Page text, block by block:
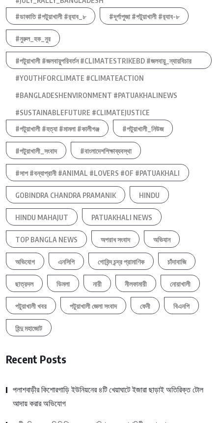
#ডাকাতি #পটুয়াখালী #র‍্যাব_৮
#দূর্গাপুজা #পটুয়াখালী #র‍্যাব-৮
#নুরুল_হক_নুর
#পটুয়াখালী #জলবায়ুপরিবর্তন #CLIMATESTRIKEBD #জলবায়ু_ন্যায়বিচার
#YOUTHFORCLIMATE #CLIMATEACTION
#BANGLADESHENVIRONMENT #PATUAKHALINEWS
#SUSTAINABLEFUTURE #CLIMATEJUSTICE
#পটুয়াখালী #হত্যা #মামলা #কালীগঞ্জ
#পটুয়াখালী_নিউজ
#পটুয়াখালী_সংবাদ #বাংলাদেশশিক্ষাব্যবস্থা
#সাপ #বন্যাপ্রানী #ANIMAL #LOVERS #OF #PATUAKHALI
GOBINDRA CHANDRA PRAMANIK HINDU
HINDU MAHAJUT PATUAKHALI NEWS
TOP BANGLA NEWS অপরাধ সংবাদ অভিযান
অভিযোগ এনসিপি গোবিন্দ চন্দ্র প্রামাণিক চাঁদাবাজি
ছাত্রদল ডিমলা নারী নীলফামারী নোয়াখালী
পটুয়াখালী খবর পটুয়াখালী জেলা সংবাদ ফেনী বিএনপি
হিন্দু মহাজোট
Recent Posts
পলাশবাড়ীর কিশোরগাড়ি ইউনিয়নের ৪টি খেয়াঘাটে ইজারা ছাড়াই অতিরিক্ত টোল
আদায় করার অভিযোগ